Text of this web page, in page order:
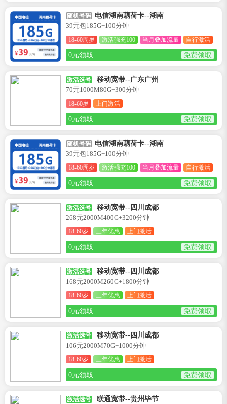
随机号码 电信湖南藕荷卡--湖南
39元包185G+100分钟
18-60周岁 激活强充100 当月叠加流量 自行激活
0元领取 免费领取
激活选号
移动宽带--广东广州
70元1000M80G+300分钟
18-60岁 上门激活
0元领取 免费领取
随机号码 电信湖南藕荷卡--湖南
39元包185G+100分钟
18-60周岁 激活强充100 当月叠加流量 自行激活
0元领取 免费领取
激活选号
移动宽带--四川成都
268元2000M400G+3200分钟
18-60岁 三年优惠 上门激活
0元领取 免费领取
激活选号
移动宽带--四川成都
168元2000M260G+1800分钟
18-60岁 三年优惠 上门激活
0元领取 免费领取
激活选号
移动宽带--四川成都
106元2000M70G+1000分钟
18-60岁 三年优惠 上门激活
0元领取 免费领取
激活选号
联通宽带--贵州毕节